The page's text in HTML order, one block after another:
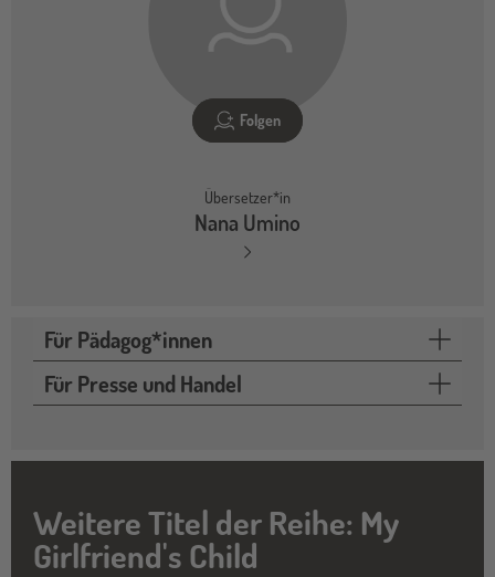
Folgen
Übersetzer*in
Nana Umino
Für Pädagog*innen
Für Presse und Handel
Weitere Titel der Reihe: My
Girlfriend's Child